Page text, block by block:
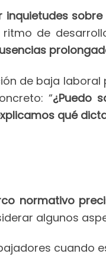
inquietudes
de
de baja
“¿Puedo
qué
normativo
algunos
cuando